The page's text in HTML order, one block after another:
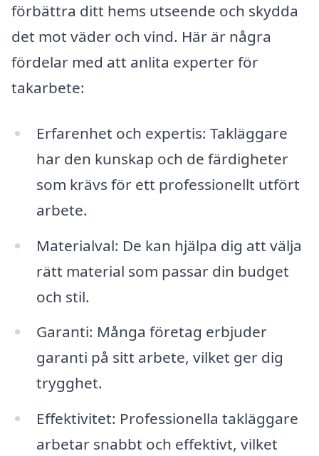
förbättra ditt hems utseende och skydda
det mot väder och vind. Här är några
fördelar med att anlita experter för
takarbete:
Erfarenhet och expertis: Takläggare
har den kunskap och de färdigheter
som krävs för ett professionellt utfört
arbete.
Materialval: De kan hjälpa dig att välja
rätt material som passar din budget
och stil.
Garanti: Många företag erbjuder
garanti på sitt arbete, vilket ger dig
trygghet.
Effektivitet: Professionella takläggare
arbetar snabbt och effektivt, vilket